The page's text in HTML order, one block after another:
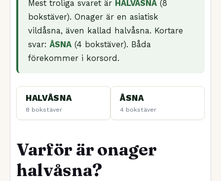
Mest troliga svaret är HALVÅSNA(8
bokstäver). Onager är en asiatisk
vildåsna, även kallad halvåsna. Kortare
svar: ÅSNA(4 bokstäver). Båda
förekommer i korsord.
HALVÅSNA
8 bokstäver
ÅSNA
4 bokstäver
Varför är onager
halvåsna?